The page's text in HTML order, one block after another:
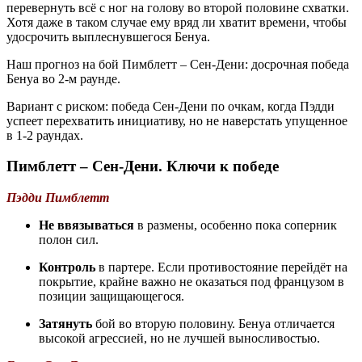
перевернуть всё с ног на голову во второй половине схватки.
Хотя даже в таком случае ему вряд ли хватит времени, чтобы
удосрочить выплеснувшегося Бенуа.
Наш прогноз на бой Пимблетт – Сен-Дени: досрочная победа
Бенуа во 2-м раунде.
Вариант с риском: победа Сен-Дени по очкам, когда Пэдди
успеет перехватить инициативу, но не наверстать упущенное
в 1-2 раундах.
Пимблетт – Сен-Дени. Ключи к победе
Пэдди Пимблетт
Не ввязываться в размены, особенно пока соперник
полон сил.
Контроль в партере. Если противостояние перейдёт на
покрытие, крайне важно не оказаться под французом в
позиции защищающегося.
Затянуть бой во вторую половину. Бенуа отличается
высокой агрессией, но не лучшей выносливостью.